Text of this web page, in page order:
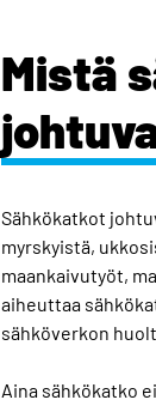
Mistä
Sähkökatkot
myrskyistä,
maankaivutyöt,
aiheuttaa
sähköverkon
Aina sähkökatko